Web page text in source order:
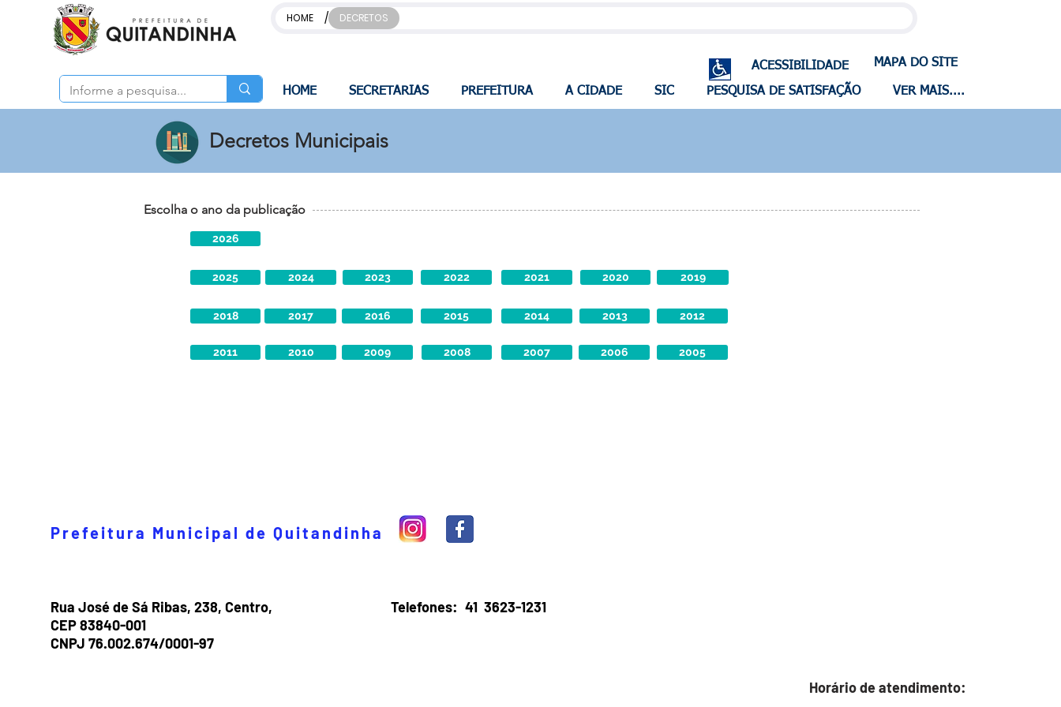
HOME / DECRETOS
ACESSIBILIDADE MAPA DO SITE
HOME SECRETARIAS PREFEITURA A CIDADE SIC PESQUISA DE SATISFAÇÃO VER MAIS....
Decretos Municipais
Escolha o ano da publicação
2026
2025 2024 2023 2022
2018 2017 2016
2011 2010 2009
2015
2008
2021 2020 2019
2014
2007
2013
2006
2012
2005
Prefeitura Municipal de Quitandinha
Rua José de Sá Ribas, 238, Centro,
CEP 83840-001
CNPJ 76.002.674/0001-97
Telefones: 41 3623-1231
Horário de atendimento: